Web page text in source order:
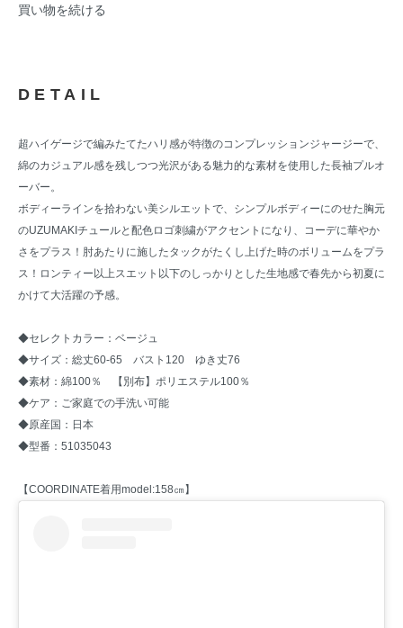
買い物を続ける
DETAIL
超ハイゲージで編みたてたハリ感が特徴のコンプレッションジャージーで、
綿のカジュアル感を残しつつ光沢がある魅力的な素材を使用した長袖プルオ
ーバー。
ボディーラインを拾わない美シルエットで、シンプルボディーにのせた胸元
のUZUMAKIチュールと配色ロゴ刺繍がアクセントになり、コーデに華やか
さをプラス！肘あたりに施したタックがたくし上げた時のボリュームをプラ
ス！ロンティー以上スエット以下のしっかりとした生地感で春先から初夏に
かけて大活躍の予感。
◆セレクトカラー：ベージュ
◆サイズ：総丈60-65 バスト120 ゆき丈76
◆素材：綿100％ 【別布】ポリエステル100％
◆ケア：ご家庭での手洗い可能
◆原産国：日本
◆型番：51035043
【COORDINATE着用model:158㎝】